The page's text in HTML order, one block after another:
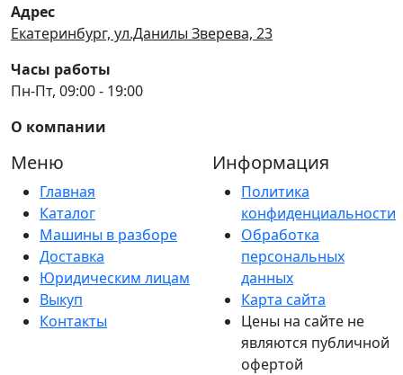
Адрес
Екатеринбург, ул.Данилы Зверева, 23
Часы работы
Пн-Пт, 09:00 - 19:00
О компании
Меню
Главная
Каталог
Машины в разборе
Доставка
Юридическим лицам
Выкуп
Контакты
Информация
Политика
конфиденциальности
Обработка
персональных
данных
Карта сайта
Цены на сайте не
являются публичной
офертой